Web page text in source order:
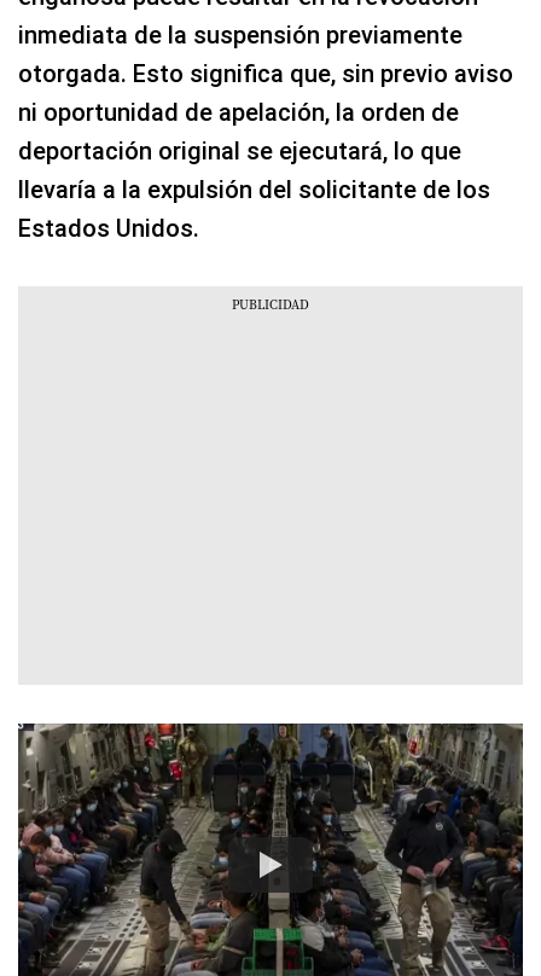
inmediata de la suspensión previamente
otorgada. Esto significa que, sin previo aviso
ni oportunidad de apelación, la orden de
deportación original se ejecutará, lo que
llevaría a la expulsión del solicitante de los
Estados Unidos.